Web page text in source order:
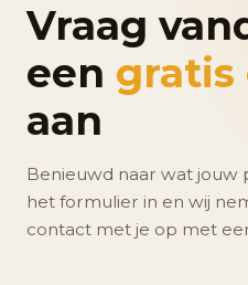
Vraag
een
aan
Benieuwd naar wat jouw
het formulier in en wij
contact met je op met